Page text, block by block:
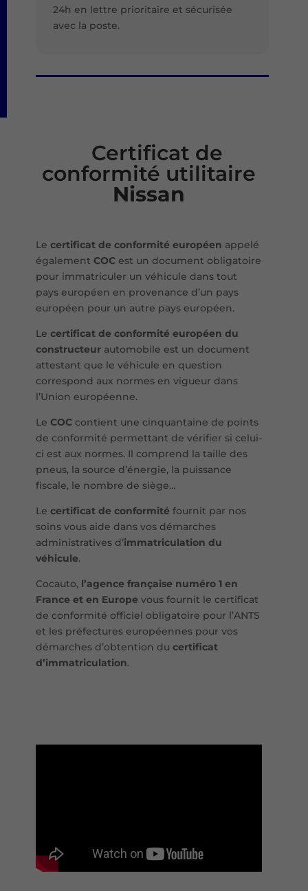
24h en lettre prioritaire et sécurisée
avec la poste.
Certificat de
conformité utilitaire
Nissan
Le certificat de conformité européen appelé
également COC est un document obligatoire
pour immatriculer un véhicule dans tout
pays européen en provenance d’un pays
européen pour un autre pays européen.
Le certificat de conformité européen du
constructeurautomobile est un document
attestant que le véhicule en question
correspond aux normes en vigueur dans
l’Union européenne.
Le COCcontient une cinquantaine de points
de conformité permettant de vérifier si celui-
ci est aux normes. Il comprend la taille des
pneus, la source d’énergie, la puissance
fiscale, le nombre de siège…
Le certificat de conformité fournit par nos
soins vous aide dans vos démarches
administratives d’immatriculation du
véhicule.
Cocauto, l’agence française numéro 1 en
France et en Europe vous fournit le certificat
de conformité officiel obligatoire pour l’ANTS
et les préfectures européennes pour vos
démarches d’obtention du certificat
d’immatriculation.